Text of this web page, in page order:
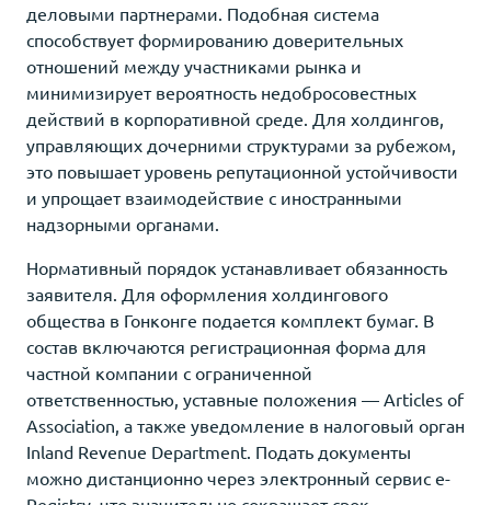
деловыми партнерами. Подобная система
способствует формированию доверительных
отношений между участниками рынка и
минимизирует вероятность недобросовестных
действий в корпоративной среде. Для холдингов,
управляющих дочерними структурами за рубежом,
это повышает уровень репутационной устойчивости
и упрощает взаимодействие с иностранными
надзорными органами.
Нормативный порядок устанавливает обязанность
заявителя. Для оформления холдингового
общества в Гонконге подается комплект бумаг. В
состав включаются регистрационная форма для
частной компании с ограниченной
ответственностью, уставные положения — Articles of
Association, а также уведомление в налоговый орган
Inland Revenue Department. Подать документы
можно дистанционно через электронный сервис e-